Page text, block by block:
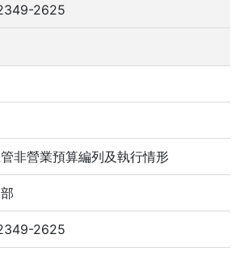
2625
非營業預算編列及執行情形
2625